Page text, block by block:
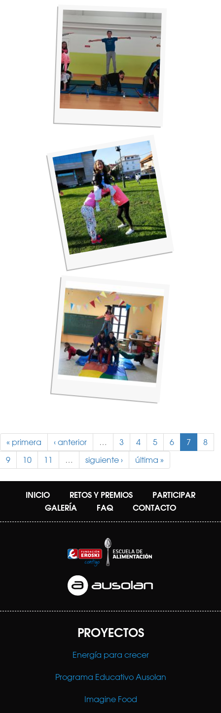
« primera ‹ anterior … 3 4 5 6 7
8
9
10 11 … siguiente › última »
INICIO RETOS Y PREMIOS
PARTICIPAR
GALERÍA
FAQ CONTACTO
PROYECTOS
Energía para crecer
Programa Educativo Ausolan
Imagine Food